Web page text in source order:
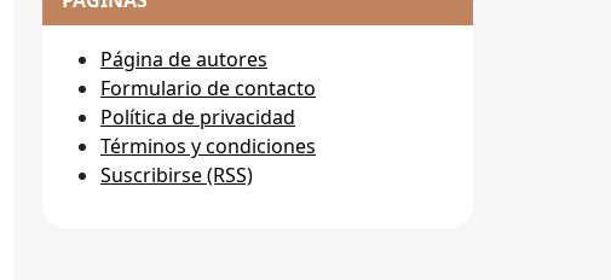
Página de autores
Formulario de contacto
Política de privacidad
Términos y condiciones
Suscribirse (RSS)